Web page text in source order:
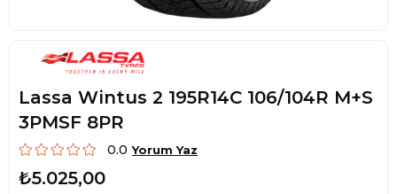
Lassa Wintus 2 195R14C 106/104R M+S
3PMSF 8PR
0.0 Yorum Yaz
₺5.025,00